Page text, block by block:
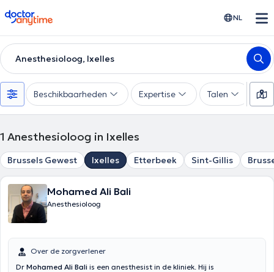
doctoranytime NL
Anesthesioloog, Ixelles
Beschikbaarheden Expertise Talen
1 Anesthesioloog in Ixelles
Brussels Gewest Ixelles Etterbeek Sint-Gillis
Mohamed Ali Bali
Anesthesioloog
Over de zorgverlener
Dr Mohamed Ali Bali is een anesthesist in de kliniek. Hij is